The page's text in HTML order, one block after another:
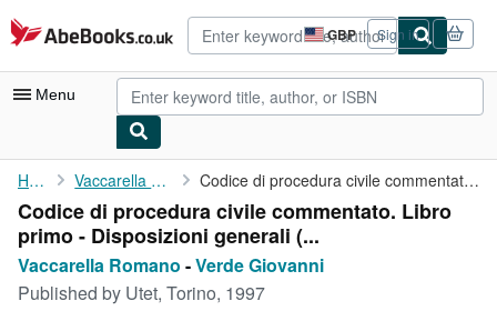
Skip to main content
AbeBooks.co.uk GBP
Site
shopping
preferences
Sign in
Menu
My Account
My Purchases
Sign Off
Advanced Search
Home Vaccarella Romano Codice di procedura civile commentato. Libro primo - ...
Codice di procedura civile commentato. Libro
primo - Disposizioni generali (...
Vaccarella Romano -Verde Giovanni
Published by Utet, Torino, 1997